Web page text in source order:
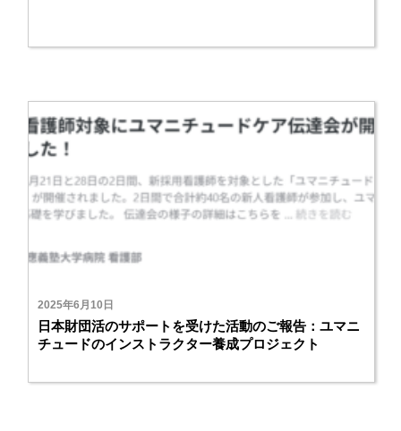
2025年6月10日
日本財団活のサポートを受けた活動のご報告：ユマニ
チュードのインストラクター養成プロジェクト